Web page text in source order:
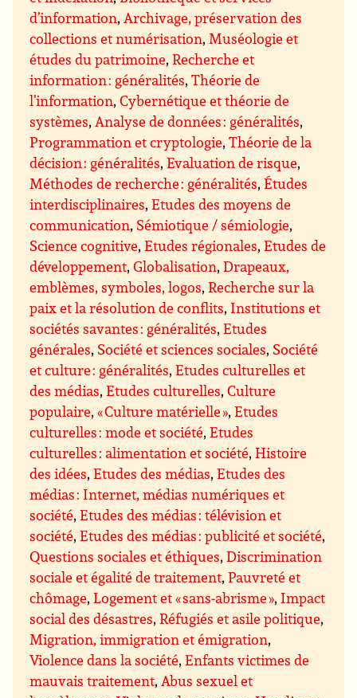
d’information,Archivage, préservation des
collections et numérisation,Muséologie et
études du patrimoine,Recherche et
information : généralités,Théorie de
l’information,Cybernétique et théorie de
systèmes,Analyse de données : généralités,
Programmation et cryptologie,Théorie de la
décision : généralités,Evaluation de risque,
Méthodes de recherche : généralités,Études
interdisciplinaires,Etudes des moyens de
communication, Sémiotique / sémiologie,
Science cognitive,Etudes régionales,Etudes de
développement,Globalisation,Drapeaux,
emblèmes, symboles, logos,Recherche sur la
paix et la résolution de conflits, Institutions et
sociétés savantes : généralités,Etudes
générales, Société et sciences sociales, Société
et culture : généralités,Etudes culturelles et
des médias,Etudes culturelles,Culture
populaire,« Culture matérielle »,Etudes
culturelles : mode et société,Etudes
culturelles : alimentation et société,Histoire
des idées,Etudes des médias,Etudes des
médias : Internet, médias numériques et
société,Etudes des médias : télévision et
société,Etudes des médias : publicité et société,
Questions sociales et éthiques,Discrimination
sociale et égalité de traitement,Pauvreté et
chômage,Logement et « sans-abrisme », Impact
social des désastres,Réfugiés et asile politique,
Migration, immigration et émigration,
Violence dans la société,Enfants victimes de
mauvais traitement,Abus sexuel et